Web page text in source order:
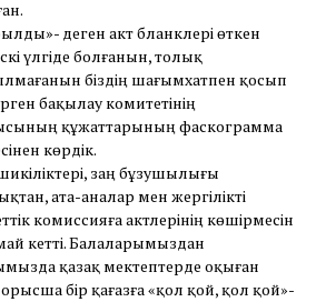
деген акт бланклері өткен
үлгіде болғанын, толық
біздің шағымхатпен қосып
бақылау комитетінің
құжаттарының фаскограмма
көрдік.
заң бұзушылығы
ата-аналар мен жергілікті
комиссияға актлерінің көшірмесін
кетті. Балаларымыздан
қазақ мектептерде оқыған
бір қағазға «қол қой, қол қой»-